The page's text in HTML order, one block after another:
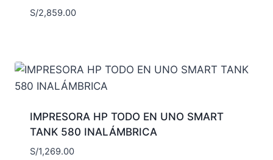
S/2,859.00
IMPRESORA HP TODO EN UNO SMART
TANK 580 INALÁMBRICA
S/1,269.00